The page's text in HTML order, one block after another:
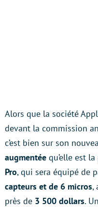
Alors que la société
devant la commission
c’est bien sur son
augmentée qu’elle est
Pro, qui sera équipé de
capteurs et de 6 micros,
près de 3 500 dollars.